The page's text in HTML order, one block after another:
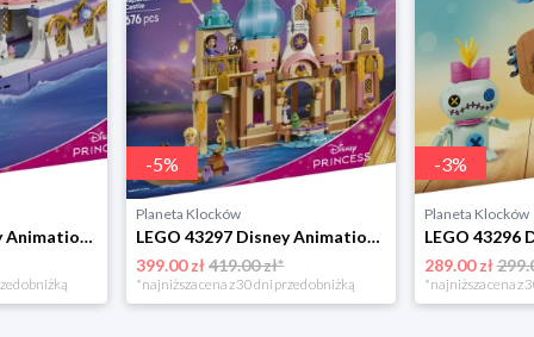
LEGO 43299 Disney Animation Królewska łódź weselna Arielki Lego
obniżką
-5%
Planeta Klocków
LEGO 43297 Disney Animation Zamek Roszpunki Lego
399.00 zł419.00 zł*
*najniższa cena z 30 dni przed obniżką
-3%
Planeta Klocków
289.00 zł
*najniższa cena z